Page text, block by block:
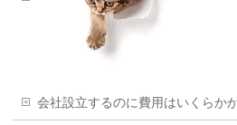
会社設立するのに費用はいくらか